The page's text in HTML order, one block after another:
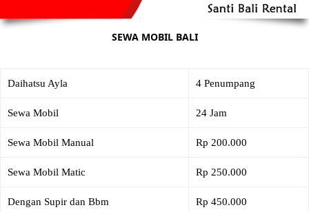
SEWA MOBIL BALI
Daihatsu Ayla 4 Penumpang
Sewa Mobil 24 Jam
Sewa Mobil Manual Rp 200.000
Sewa Mobil Matic Rp 250.000
Dengan Supir dan Bbm Rp 450.000